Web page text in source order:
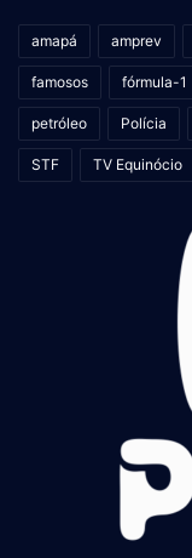
amapá amprev
famosos fórmula-1
petróleo Polícia
STF TV Equinócio